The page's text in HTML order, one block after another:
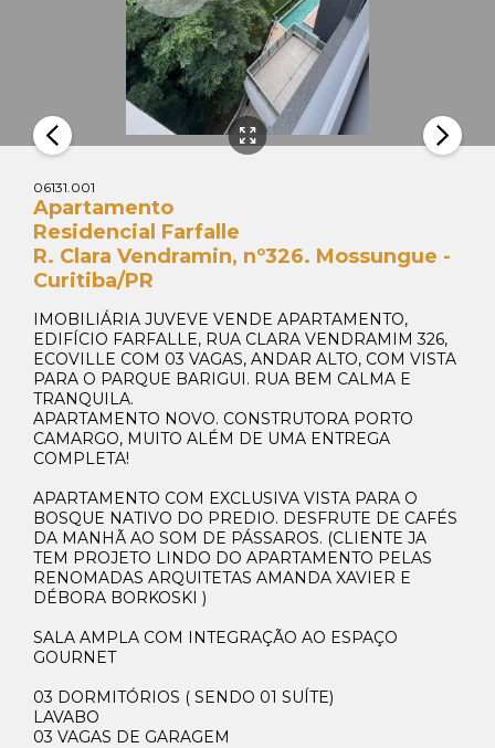
06131.001
Apartamento
Residencial Farfalle
R. Clara Vendramin, nº326. Mossungue -
Curitiba/PR
IMOBILIÁRIA JUVEVE VENDE APARTAMENTO,
EDIFÍCIO FARFALLE, RUA CLARA VENDRAMIM 326,
ECOVILLE COM 03 VAGAS, ANDAR ALTO, COM VISTA
PARA O PARQUE BARIGUI. RUA BEM CALMA E
TRANQUILA.
APARTAMENTO NOVO. CONSTRUTORA PORTO
CAMARGO, MUITO ALÉM DE UMA ENTREGA
COMPLETA!
APARTAMENTO COM EXCLUSIVA VISTA PARA O
BOSQUE NATIVO DO PREDIO. DESFRUTE DE CAFÉS
DA MANHÃ AO SOM DE PÁSSAROS. (CLIENTE JA
TEM PROJETO LINDO DO APARTAMENTO PELAS
RENOMADAS ARQUITETAS AMANDA XAVIER E
DÉBORA BORKOSKI )
SALA AMPLA COM INTEGRAÇÃO AO ESPAÇO
GOURNET
03 DORMITÓRIOS ( SENDO 01 SUÍTE)
LAVABO
03 VAGAS DE GARAGEM